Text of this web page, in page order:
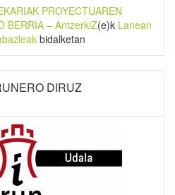
PROYECTUAREN
BERRIA – AntzerkiZ(e)k Lanean
bidalketan
DIRUZ